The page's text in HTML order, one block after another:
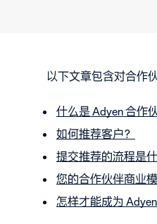
以下文章包含对合作
什么是 Adyen 合作
如何推荐客户？
提交推荐的流程是
您的合作伙伴商业
怎样才能成为